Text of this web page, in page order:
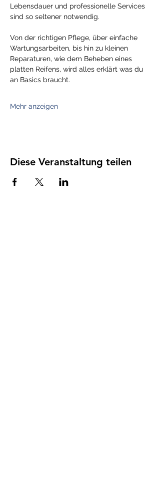
Lebensdauer und professionelle Services
sind so seltener notwendig.
Von der richtigen Pflege, über einfache
Wartungsarbeiten, bis hin zu kleinen
Reparaturen, wie dem Beheben eines
platten Reifens, wird alles erklärt was du
an Basics braucht.
Mehr anzeigen
Diese Veranstaltung teilen